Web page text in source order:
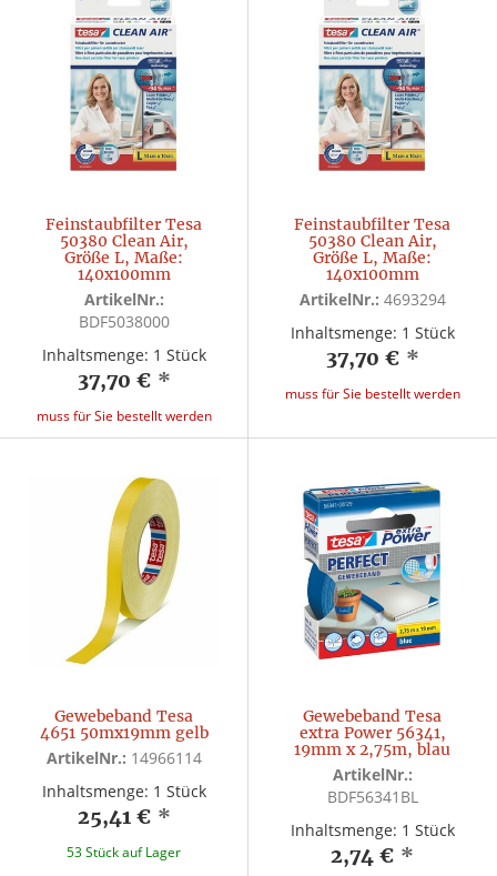
Feinstaubfilter Tesa
50380 Clean Air,
Größe L, Maße:
140x100mm
ArtikelNr.:
BDF5038000
Inhaltsmenge: 1 Stück
37,70 € *
muss für Sie bestellt werden
Feinstaubfilter Tesa
50380 Clean Air,
Größe L, Maße:
140x100mm
ArtikelNr.: 4693294
Inhaltsmenge: 1 Stück
37,70 € *
muss für Sie bestellt werden
Gewebeband Tesa
4651 50mx19mm gelb
ArtikelNr.: 14966114
Inhaltsmenge: 1 Stück
25,41 € *
53 Stück auf Lager
Gewebeband Tesa
extra Power 56341,
19mm x 2,75m, blau
ArtikelNr.:
BDF56341BL
Inhaltsmenge: 1 Stück
2,74 € *